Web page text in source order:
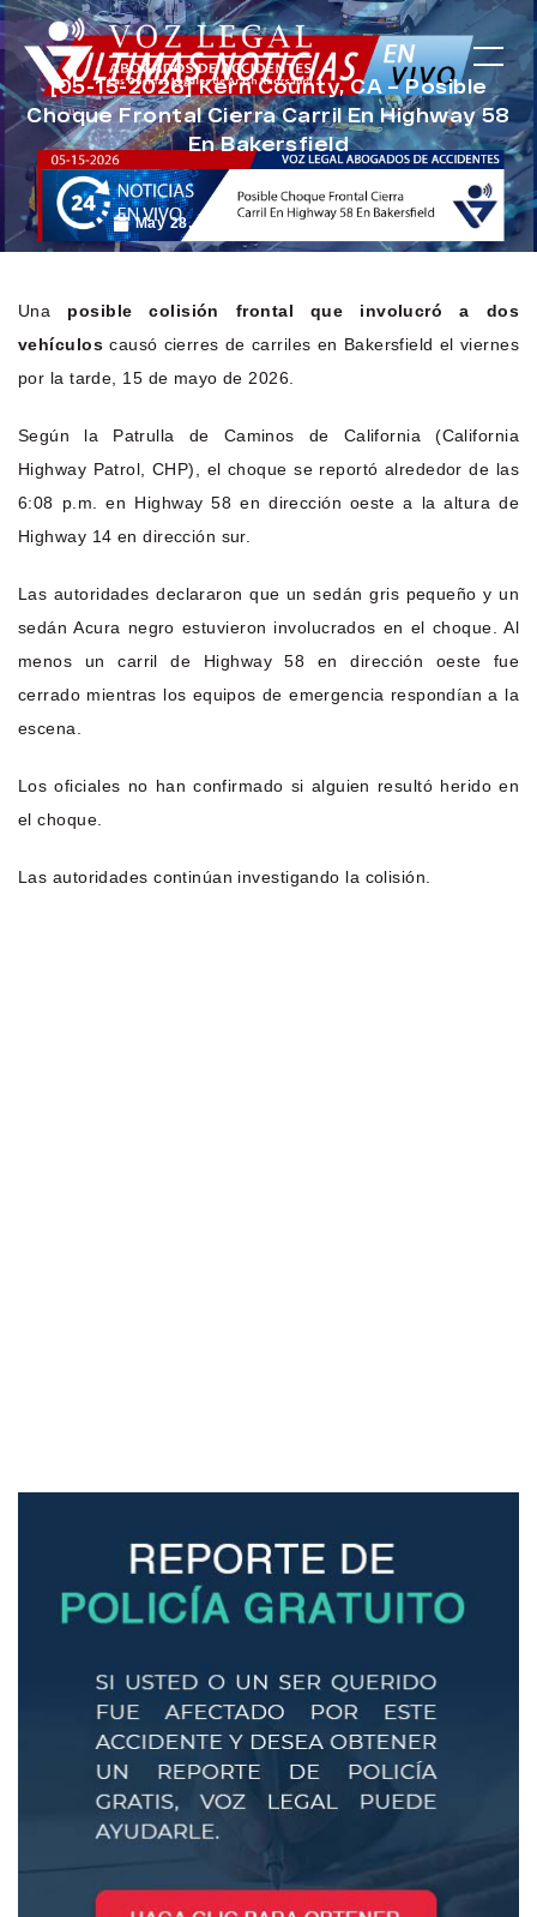
[05-15-2026] Kern County, CA – Posible
Choque Frontal Cierra Carril En Highway 58
En Bakersfield
May 28, 2026 Noticias de Accidentes
Una posible colisión frontal que involucró a dos
vehículoscausó cierres de carriles en Bakersfield el viernes
por la tarde, 15 de mayo de 2026.
Según la Patrulla de Caminos de California (California
Highway Patrol, CHP), el choque se reportó alrededor de las
6:08 p.m. en Highway 58 en dirección oeste a la altura de
Highway 14 en dirección sur.
Las autoridades declararon que un sedán gris pequeño y un
sedán Acura negro estuvieron involucrados en el choque. Al
menos un carril de Highway 58 en dirección oeste fue
cerrado mientras los equipos de emergencia respondían a la
escena.
Los oficiales no han confirmado si alguien resultó herido en
el choque.
Las autoridades continúan investigando la colisión.